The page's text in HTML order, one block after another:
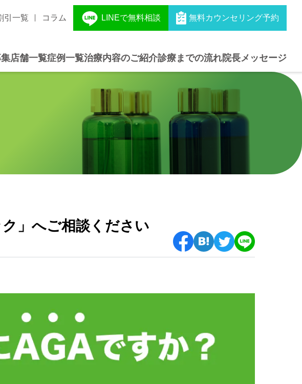
引一覧 コラム LINEで無料相談 無料カウンセリング予約
店舗一覧症例一覧治療内容のご紹介診療までの流れ院長メッセージ
」へご相談ください